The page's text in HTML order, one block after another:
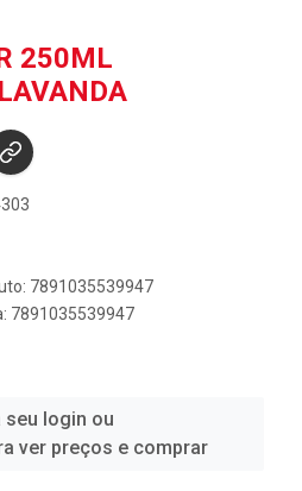
250ML
7891035539947
7891035539947
seu login ou
ver preços e comprar